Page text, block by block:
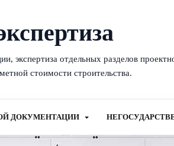
экспертиза отдельных разделов
стоимости строительства.
ДОКУМЕНТАЦИИ